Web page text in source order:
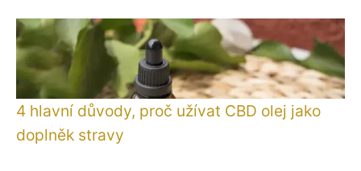
4 hlavní důvody, proč užívat CBD olej jako
doplněk stravy